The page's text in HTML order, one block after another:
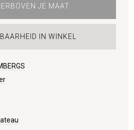
JE MAAT
IN WINKEL